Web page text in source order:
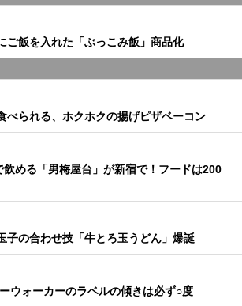
ご飯を入れた「ぶっこみ飯」商品化
べられる、ホクホクの揚げピザベーコン
める「男梅屋台」が新宿で！フードは200
子の合わせ技「牛とろ玉うどん」爆誕
ウォーカーのラベルの傾きは必ず○度